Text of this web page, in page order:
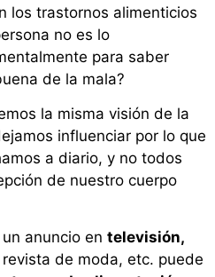
los trastornos alimenticios
no es lo
para saber
de la mala?
la misma visión de la
influenciar por lo que
a diario, y no todos
de nuestro cuerpo
anuncio en televisión,
revista de moda, etc. puede